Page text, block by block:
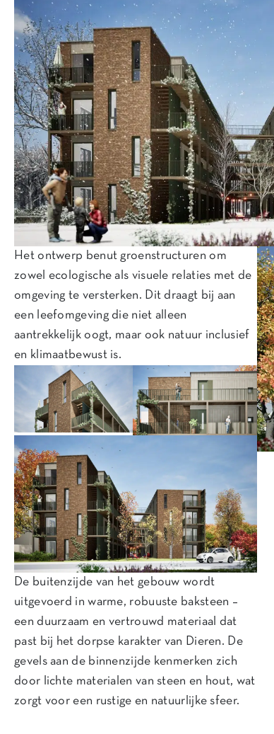
Het ontwerp benut groenstructuren om
zowel ecologische als visuele relaties met de
omgeving te versterken. Dit draagt bij aan
een leefomgeving die niet alleen
aantrekkelijk oogt, maar ook natuur inclusief
en klimaatbewust is.
De buitenzijde van het gebouw wordt
uitgevoerd in warme, robuuste baksteen –
een duurzaam en vertrouwd materiaal dat
past bij het dorpse karakter van Dieren. De
gevels aan de binnenzijde kenmerken zich
door lichte materialen van steen en hout, wat
zorgt voor een rustige en natuurlijke sfeer.